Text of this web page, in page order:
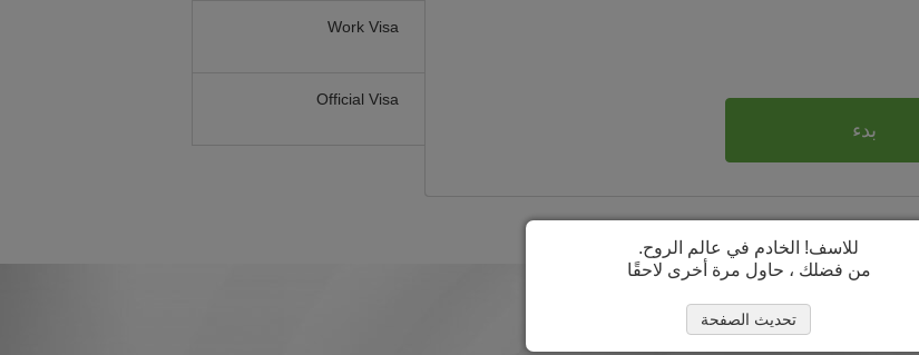
Work Visa
Official Visa
بدء
للاسف! الخادم في عالم الروح.
من فضلك ، حاول مرة أخرى لاحقًا
تحديث الصفحة